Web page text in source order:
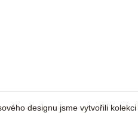
designu jsme vytvořili kolekci